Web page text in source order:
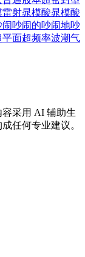
雷射晁模酸晁模酸
闹吵闹的吵闹地吵
平面超频率波潮气
采用 AI 辅助生
任何专业建议。